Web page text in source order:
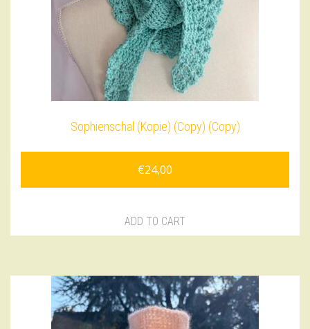
Sophienschal (Kopie) (Copy) (Copy)
€24,00
ADD TO CART